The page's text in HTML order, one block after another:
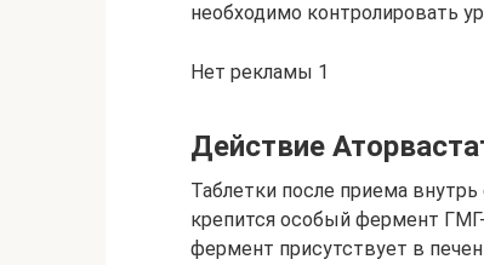
необходимо контролировать
Нет рекламы 1
Действие
Таблетки после приема
крепится особый фермент
фермент присутствует в